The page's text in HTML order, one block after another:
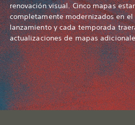
renovación visual. Cinco mapas
completamente modernizados en el
lanzamiento y cada temporada
actualizaciones de mapas